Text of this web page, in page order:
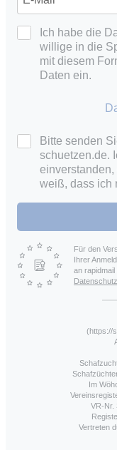
Ich habe die
willige in die
mit diesem
Daten ein.
Bitte senden
schuetzen.de.
weiß, dass ich
Für den
Ihrer
an
(https://
Im
VR-Nr.
Vertreten